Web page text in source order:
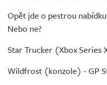
Opět jde o pestrou
Nebo ne?
Star Trucker (Xbox Series
Wildfrost (konzole) - GP